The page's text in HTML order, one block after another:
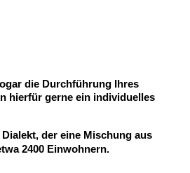
die Durchführung Ihres
hierfür gerne ein individuelles
der eine Mischung aus
2400 Einwohnern.